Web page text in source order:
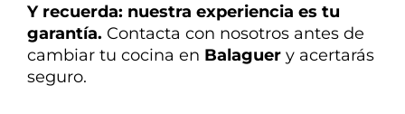
Y recuerda: nuestra experiencia es tu
garantía. Contacta con nosotros antes de
cambiar tu cocina en Balaguer y acertarás
seguro.